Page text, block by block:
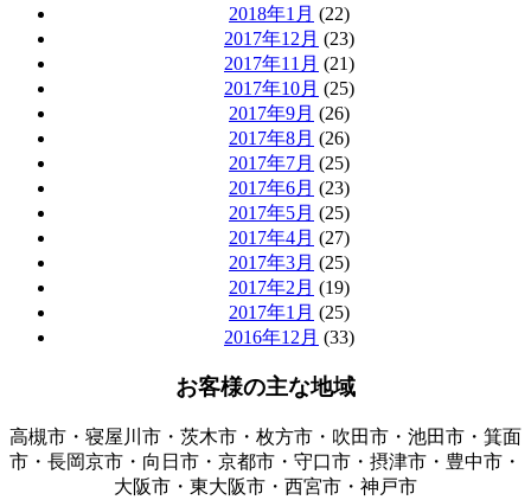
2018年1月 (22)
2017年12月 (23)
2017年11月 (21)
2017年10月 (25)
2017年9月 (26)
2017年8月 (26)
2017年7月 (25)
2017年6月 (23)
2017年5月 (25)
2017年4月 (27)
2017年3月 (25)
2017年2月 (19)
2017年1月 (25)
2016年12月 (33)
お客様の主な地域
高槻市・寝屋川市・茨木市・枚方市・吹田市・池田市・箕面
市・長岡京市・向日市・京都市・守口市・摂津市・豊中市・
大阪市・東大阪市・西宮市・神戸市